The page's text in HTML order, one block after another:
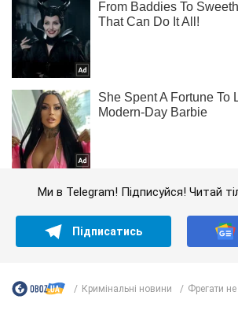
Ми в Telegram! Підписуйся! Читай
Підписатись
Кримінальні новини Фрегати